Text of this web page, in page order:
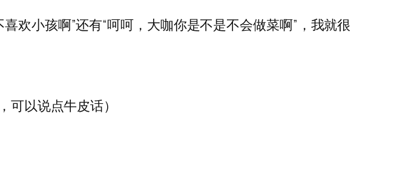
欢小孩啊”还有“呵呵，大咖你是不是不会做菜啊”，我就很
以说点牛皮话）